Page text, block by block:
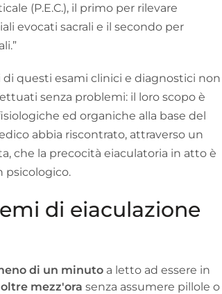
(P.E.C.), il primo per rilevare
evocati sacrali e il secondo per
questi esami clinici e diagnostici non
senza problemi: il loro scopo è
ed organiche alla base del
abbia riscontrato, attraverso un
che la precocità eiaculatoria in atto è
psicologico.
di eiaculazione
di un minuto a letto ad essere in
oltre mezz'ora senza assumere pillole o